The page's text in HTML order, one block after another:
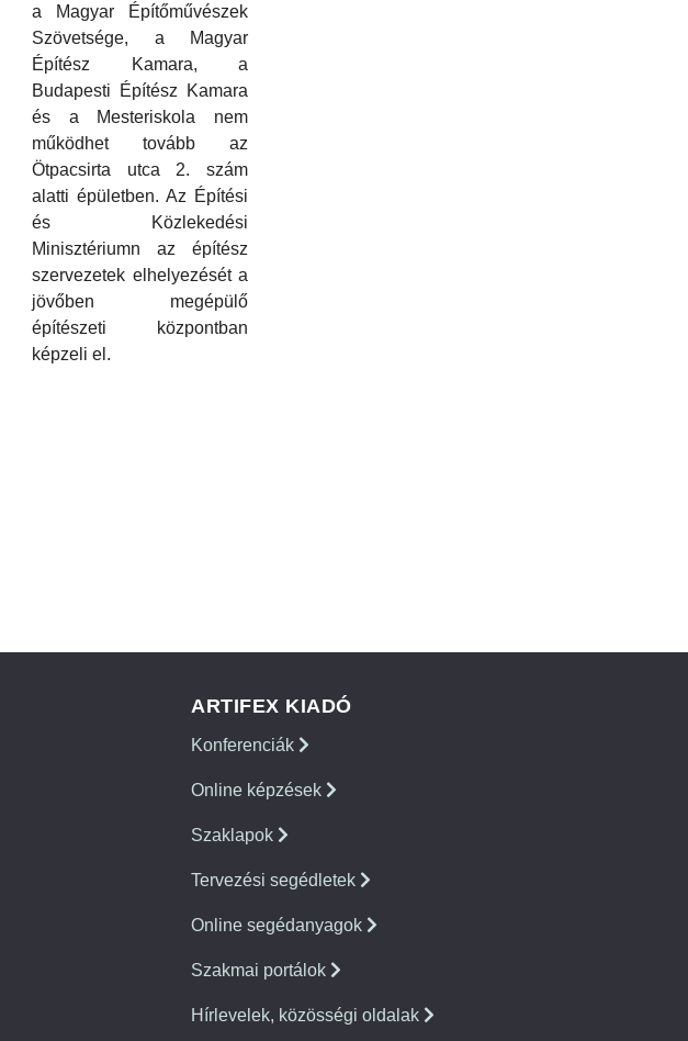
a Magyar Építőművészek
Szövetsége, a Magyar
Építész Kamara, a
Budapesti Építész Kamara
és a Mesteriskola nem
működhet tovább az
Ötpacsirta utca 2. szám
alatti épületben. Az Építési
és Közlekedési
Minisztériumn az építész
szervezetek elhelyezését a
jövőben megépülő
építészeti központban
képzeli el.
ARTIFEX KIADÓ
Konferenciák
Online képzések
Szaklapok
Tervezési segédletek
Online segédanyagok
Szakmai portálok
Hírlevelek, közösségi oldalak